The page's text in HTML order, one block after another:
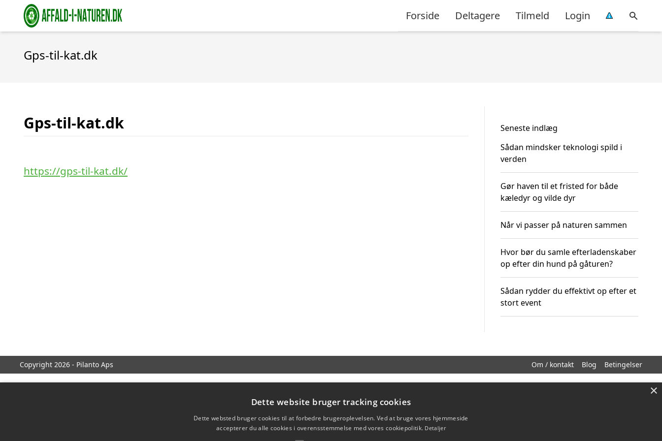
Forside Deltagere Tilmeld Login
Gps-til-kat.dk
Gps-til-kat.dk
https://gps-til-kat.dk/
Seneste indlæg
Sådan mindsker teknologi spild i
verden
Gør haven til et fristed for både
kæledyr og vilde dyr
Når vi passer på naturen sammen
Hvor bør du samle efterladenskaber
op efter din hund på gåturen?
Sådan rydder du effektivt op efter et
stort event
Copyright 2026 - Pilanto Aps Om / kontakt Blog Betingelser
×
Dette website bruger tracking cookies
Dette websted bruger cookies til at forbedre brugeroplevelsen. Ved at bruge vores hjemmeside
accepterer du alle cookies i overensstemmelse med vores cookiepolitik. Detaljer